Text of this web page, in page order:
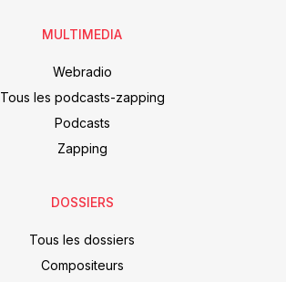
MULTIMEDIA
Webradio
Tous les podcasts-zapping
Podcasts
Zapping
DOSSIERS
Tous les dossiers
Compositeurs